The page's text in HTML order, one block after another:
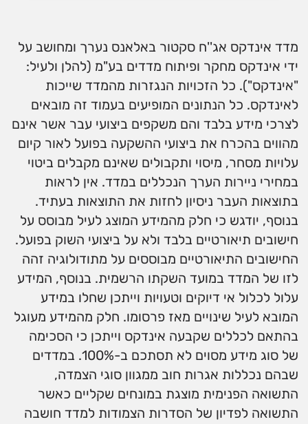
מדד אינדקס אג''ח סקטור באלאנס נערך ומחושב על
ידי אינדקס מחקר ופיתוח מדדים בע"מ (להלן ולעיל:
"אינדקס"). כל הזכויות הנגזרות מהמדד שייכות
לאינדקס. כל הנתונים המופיעים בעמוד זה מובאים
לצרכי מידע בלבד והם משקפים ביצועי עבר אשר אינם
מהווים בהכרח את ביצועי ההשקעה בפועל לאור קיום
עלויות מסחר, מיסוי ותקבולים שאינם מקבלים ביטוי
במחירי ניירות הערך הנכללים במדד. אין לראות
בתוצאות העבר ניסיון לחזות את התוצאות בעתיד.
בנוסף, יודגש כי חלק מהמידע המוצג לעיל מבוסס על
חישובים תיאורטיים בלבד ולא על ביצועי השוק בפועל.
החישובים התיאורטיים מבוססים על מתודולוגיה זהה
לזו של המדד במועד השקתו הרשמית. בנוסף, המידע
עלול לכלול אי דיוקים וטעויות וייתכן שחלו במידע
המובא לעיל שינויים מאז פרסומו. חלק מהמידע מעוגל
בהתאם לכללים שקבעה אינדקס וייתכן כי הסכימה
של סוג מידע מסוים לא תסתכם ב-100%. במדדים
שבהם נכללות אגרות חוב ממגוון סוגי הצמדה,
התשואה הפנימית מוצגת במונחים שקליים כאשר
התשואה לפדיון של הסדרות הצמודות למדד חושבה